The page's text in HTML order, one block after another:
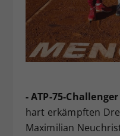
- ATP-75-
hart erkämpften
Maximilian